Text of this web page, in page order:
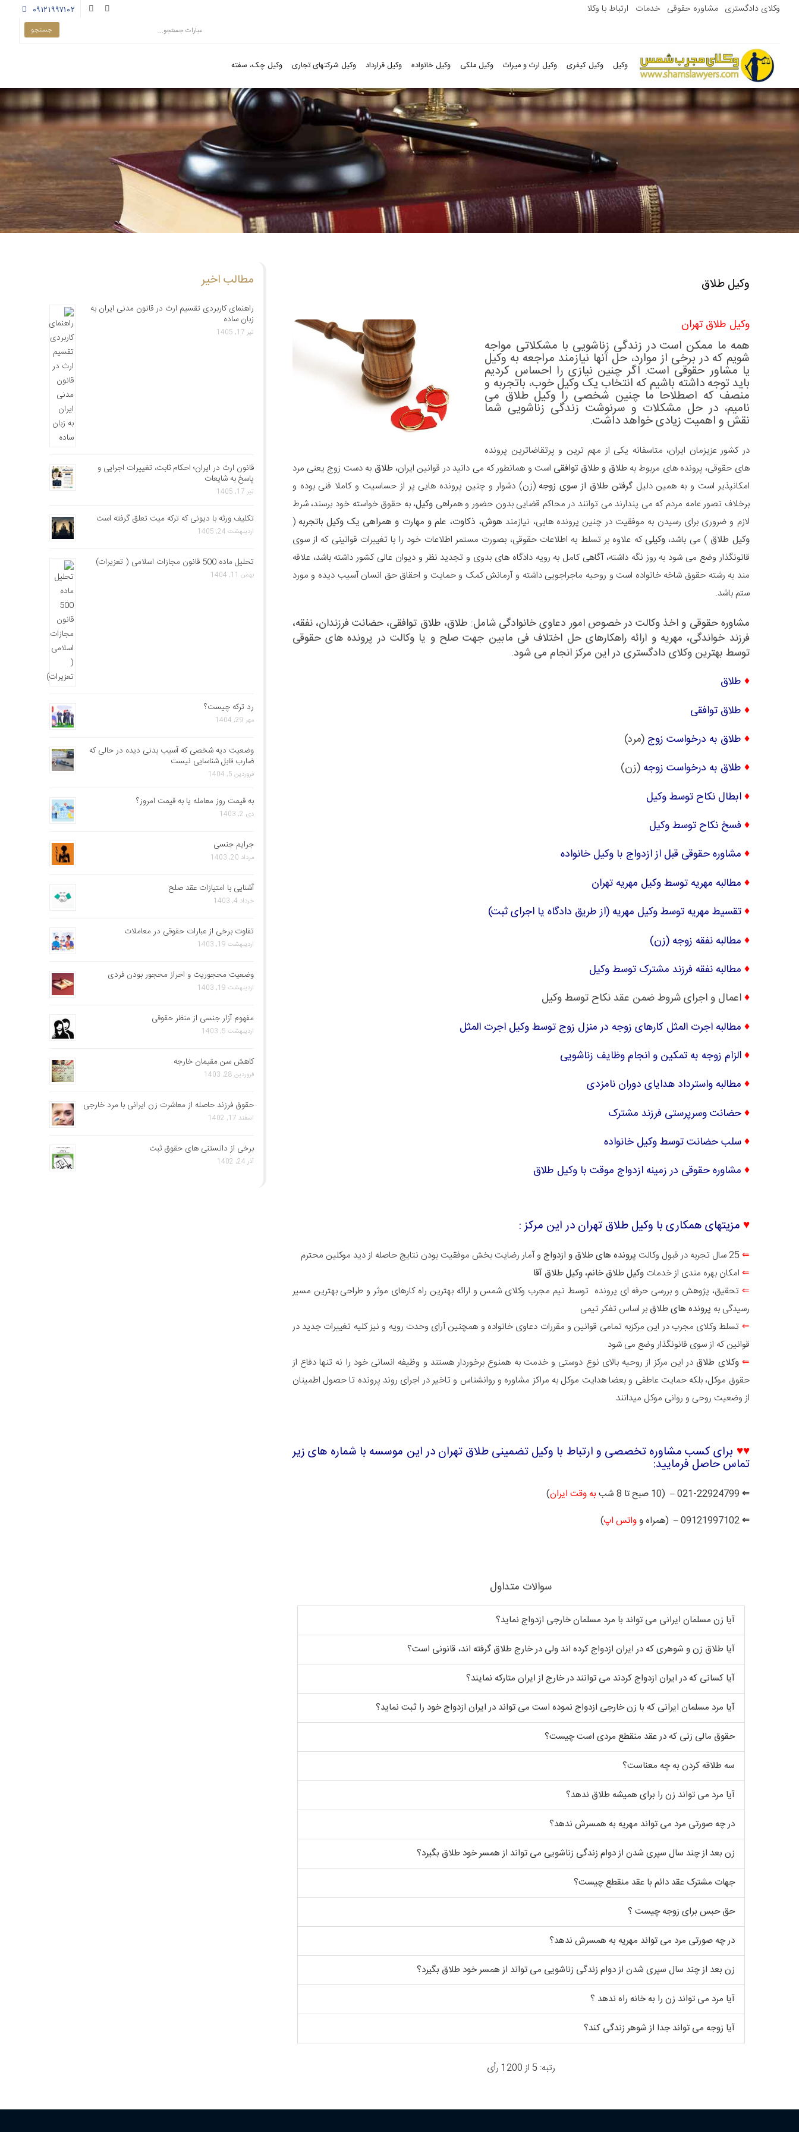
۰۹۱۲۱۹۹۷۱۰۲ وکلای دادگستری مشاوره حقوقی خدمات ارتباط با وکلا
وکیل وکیل کیفری وکیل ارث و میراث وکیل ملکی وکیل خانواده وکیل قرارداد وکیل شرکتهای تجاری وکیل چک، سفته
وکیل طلاق
وکیل طلاق تهران
همه ما ممکن است در زندگی زناشویی با مشکلاتی مواجه
شویم که در برخی از موارد، حل آنها نیازمند مراجعه به وکیل
یا مشاور حقوقی است. اگر چنین نیازی را احساس کردیم
باید توجه داشته باشیم که انتخاب یکوکیل خوب، باتجربه و
منصف که اصطلاحا ما چنین شخصی راوکیل طلاقمی
نامیم، در حل مشکلات و سرنوشت زندگی زناشویی شما
نقش و اهمیت زیادی خواهد داشت.
در کشور عزیزمان ایران، متاسفانه یکی از مهم ترین و پرتقاضاترین پرونده
های حقوقی، پرونده های مربوط بهطلاق و طلاق توافقی است و همانطور که می دانید در قوانین ایران،طلاق به دست زوج یعنی مرد
امکانپذیر است و به همین دلیلگرفتن طلاق از سوی زوجه (زن) دشوار و چنین پرونده هایی پر از حساسیت و کاملا فنی بوده و
برخلاف تصور عامه مردم که می پندارند می توانند در محاکم قضایی بدون حضور و همراهی وکیل، به حقوق خواسته خود برسند، شرط
لازم و ضروری برای رسیدن به موفقیت در چنین پرونده هایی، نیازمند هوش، ذکاوت، علم و مهارت و همراهی یک وکیل باتجربه (
وکیل طلاق ) می باشد، وکیلی که علاوه بر تسلط به اطلاعات حقوقی، بصورت مستمر اطلاعات خود را با تغییرات قوانینی که از سوی
قانونگذار وضع می شود به روز نگه داشته، آگاهی کامل به رویه دادگاه های بدوی و تجدید نظر و دیوان عالی کشور داشته باشد، علاقه
مند به رشته حقوق شاخه خانواده است و روحیه ماجراجویی داشته و آرمانش کمک و حمایت و احقاق حق انسان آسیب دیده و مورد
ستم باشد.
مشاوره حقوقی و اخذ وکالت در خصوص امور دعاوی خانوادگی شامل: طلاق، طلاق توافقی، حضانت فرزندان،نفقه،
فرزند خواندگی، مهریه و ارائه راهکارهای حل اختلاف فی مابین جهت صلح و یا وکالت در پرونده های حقوقی
توسط بهترین وکلای دادگستری در این مرکز انجام می شود.
♦ طلاق
♦ طلاق توافقی
♦ طلاق به درخواست زوج (مرد)
♦ طلاق به درخواست زوجه (زن)
♦ابطال نکاح توسط وکیل
♦فسخ نکاح توسط وکیل
♦ مشاوره حقوقی قبل از ازدواج با وکیل خانواده
♦ مطالبه مهریه توسط وکیل مهریه تهران
♦تقسیط مهریه توسط وکیل مهریه (از طریق دادگاه یا اجرای ثبت)
♦ مطالبه نفقه زوجه (زن)
♦ مطالبه نفقه فرزند مشترک توسط وکیل
♦اعمال و اجرای شروط ضمن عقد نکاح توسط وکیل
♦ مطالبه اجرت المثل کارهای زوجه در منزل زوج توسط وکیل اجرت المثل
♦الزام زوجه به تمکین و انجام وظایف زناشویی
♦ مطالبه واسترداد هدایای دوران نامزدی
♦حضانت وسرپرستی فرزند مشترک
♦سلب حضانت توسط وکیل خانواده
♦ مشاوره حقوقی در زمینه ازدواج موقت با وکیل طلاق
♥ مزیتهای همکاری با وکیل طلاقتهران در این مرکز :
⇐25 سال تجربه در قبول وکالت پرونده های طلاق و ازدواج و آمار رضایت بخش موفقیت بودن نتایج حاصله از دید موکلین محترم
⇐ امکان بهره مندی از خدماتوکیل طلاق خانم،وکیل طلاق آقا
⇐ تحقیق، پژوهش و بررسی حرفه ای پرونده توسط تیم مجرب وکلای شمس و ارائه بهترین راه کارهای موثر و طراحی بهترین مسیر
رسیدگی به پرونده های طلاق بر اساس تفکر تیمی
⇐ تسلط وکلای مجرب در این مرکزبه تمامی قوانین و مقررات دعاوی خانواده و همچنین آرای وحدت رویه و نیز کلیه تغییرات جدید در
قوانین که از سوی قانونگذار وضع می شود
⇐وکلای طلاق در این مرکز از روحیه بالای نوع دوستی و خدمت به همنوع برخوردار هستند و وظیفه انسانی خود را نه تنها دفاع از
حقوق موکل، بلکه حمایت عاطفی و بعضا هدایت موکل به مراکز مشاوره و روانشناس و تاخیر در اجرای روند پرونده تا حصول اطمینان
از وضعیت روحی و روانی موکل میدانند
♥
♥ برای کسب مشاوره تخصصی و ارتباط با وکیل تضمینی طلاقتهران در این موسسه با شماره های زیر
تماس حاصل فرمایید:
⇐ 021-22924799 – (10 صبح تا 8 شب به وقت ایران)
⇐ 09121997102 – (همراه و
واتس اپ)
سوالات متداول
آیا زن مسلمان ایرانی می تواند با مرد مسلمان خارجی ازدواج نماید؟
آیا طلاق زن و شوهری که در ایران ازدواج کرده اند ولی در خارج طلاق گرفته اند، قانونی است؟
آیا کسانی که در ایران ازدواج کردند می توانند در خارج از ایران متارکه نمایند؟
آیا مرد مسلمان ایرانی که با زن خارجی ازدواج نموده است می تواند در ایران ازدواج خود را ثبت نماید؟
حقوق مالی زنی که در عقد منقطع مردی است چیست؟
سه طلاقه کردن به چه معناست؟
آیا مرد می تواند زن را برای همیشه طلاق ندهد؟
در چه صورتی مرد می تواند مهریه به همسرش ندهد؟
زن بعد از چند سال سپری شدن از دوام زندگی زناشویی می تواند از همسر خود طلاق بگیرد؟
جهات مشترک عقد دائم با عقد منقطع چیست؟
حق حبس برای زوجه چیست ؟
در چه صورتی مرد می تواند مهریه به همسرش ندهد؟
زن بعد از چند سال سپری شدن از دوام زندگی زناشویی می تواند از همسر خود طلاق بگیرد؟
آیا مرد می تواند زن را به خانه راه ندهد ؟
آیا زوجه می تواند جدا از شوهر زندگی کند؟
رتبه: 5 از 1200 رأی
مطالب اخیر
راهنمای کاربردی تقسیم ارث در قانون مدنی ایران به
زبان ساده
تیر 17, 1405
قانون ارث در ایران؛ احکام ثابت، تغییرات اجرایی و
پاسخ به شایعات
تیر 17, 1405
تکلیف ورثه با دیونی که ترکه میت تعلق گرفته است
اردیبهشت 24, 1405
تحلیل ماده 500 قانون مجازات اسلامی ( تعزیرات)
بهمن 11, 1404
رد ترکه چیست؟
مهر 29, 1404
وضعیت دیه شخصی که آسیب بدنی دیده در حالی که
ضارب قابل شناسایی نیست
فروردین 5, 1404
به قیمت روز معامله یا به قیمت امروز؟
دی 2, 1403
جرایم جنسی
مرداد 20, 1403
آشنایی با امتیازات عقد صلح
خرداد 4, 1403
تفاوت برخی از عبارات حقوقی در معاملات
اردیبهشت 19, 1403
وضعیت محجوریت و احراز محجور بودن فردی
اردیبهشت 19, 1403
مفهوم آزار جنسی از منظر حقوقی
اردیبهشت 5, 1403
کاهش سن مقیمان خارجه
فروردین 28, 1403
حقوق فرزند حاصله از معاشرت زن ایرانی با مرد خارجی
اسفند 17, 1402
برخی از دانستنی های حقوق ثبت
آذر 24, 1402